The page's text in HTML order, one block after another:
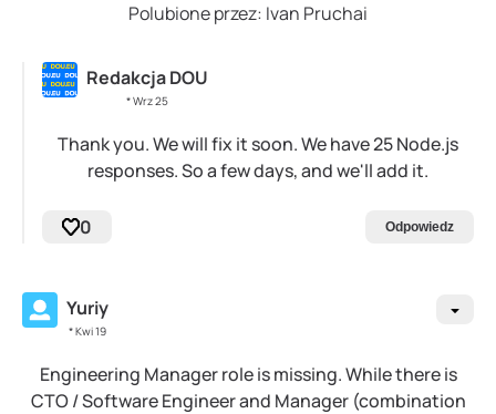
Polubione przez: Ivan Pruchai
Redakcja DOU
* Wrz 25
Thank you. We will fix it soon. We have 25 Node.js
responses. So a few days, and we'll add it.
0 Odpowiedz
Yuriy
* Kwi 19
Engineering Manager role is missing. While there is
CTO / Software Engineer and Manager (combination